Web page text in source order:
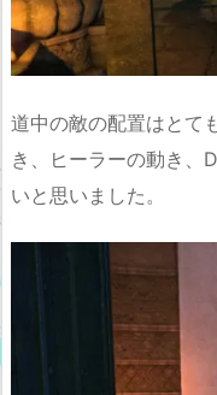
道中の敵の配置はとて
き、ヒーラーの動き、
いと思いました。